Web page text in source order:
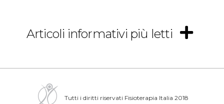
Articoli informativi più letti
Tutti i diritti riservati Fisioterapia Italia 2018